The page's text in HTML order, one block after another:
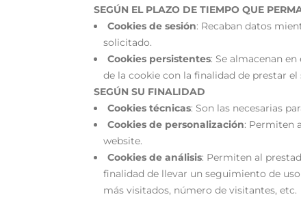
SEGÚN EL PLAZO DE TIEMPO QUE
Cookies de sesión: Recaban datos
solicitado.
Cookies persistentes: Se almacenan
de la cookie con la finalidad de prestar
SEGÚN SU FINALIDAD
Cookies técnicas: Son las necesarias
Cookies de personalización: Permiten
website.
Cookies de análisis: Permiten al
finalidad de llevar un seguimiento de
más visitados, número de visitantes, etc.